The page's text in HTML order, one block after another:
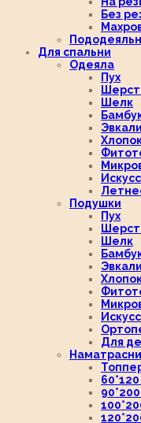
Без
Для спальни
Одеяла
Пух
Шелк
Подушки
Пух
Шелк
Для